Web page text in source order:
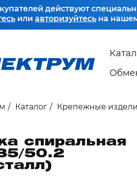
действуют
или авторизуйтесь на
Каталог Крепежные
спиральная
50.2